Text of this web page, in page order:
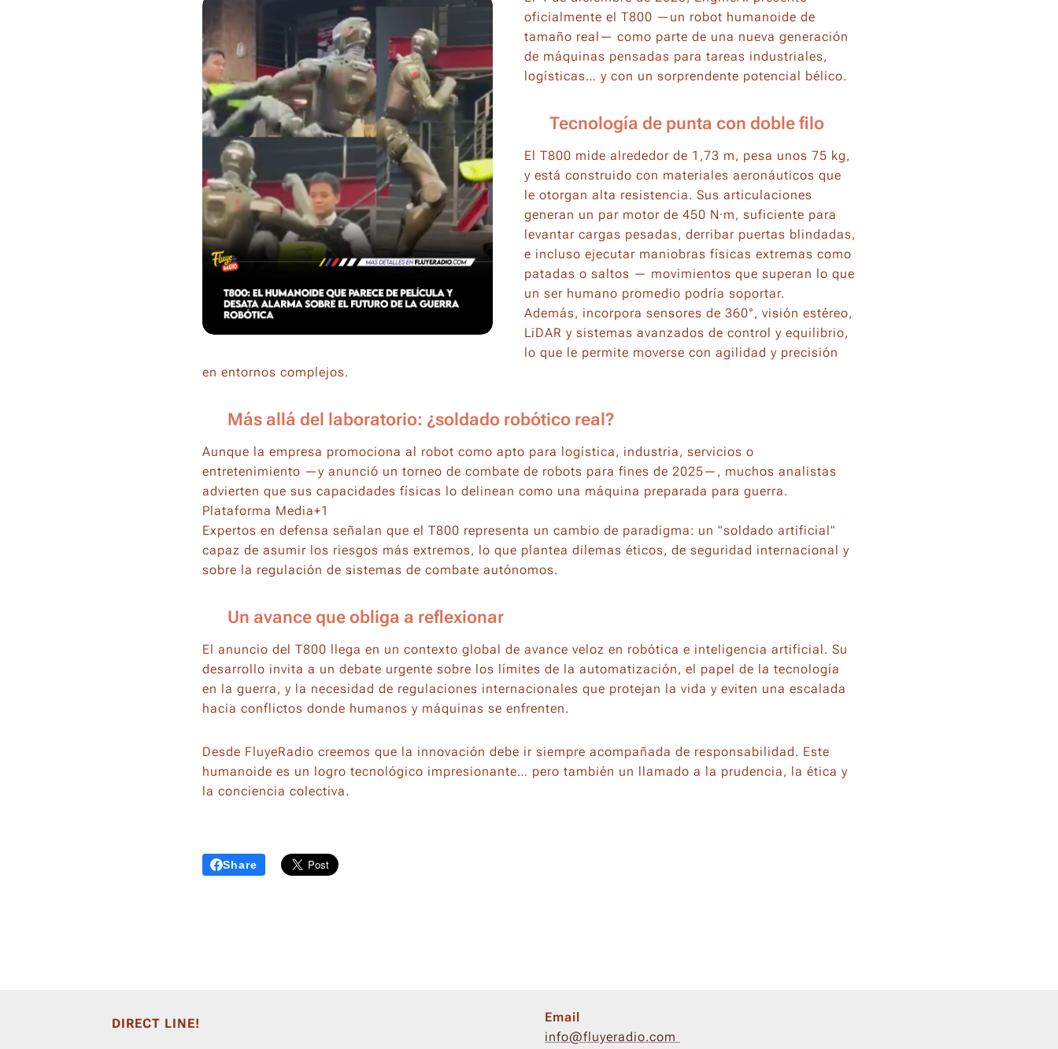
oficialmente el T800 —un robot humanoide de
tamaño real— como parte de una nueva generación
de máquinas pensadas para tareas industriales,
logísticas… y con un sorprendente potencial bélico.
⚙️ Tecnología de punta con doble filo
El T800 mide alrededor de 1,73 m, pesa unos 75 kg,
y está construido con materiales aeronáuticos que
le otorgan alta resistencia. Sus articulaciones
generan un par motor de 450 N·m, suficiente para
levantar cargas pesadas, derribar puertas blindadas,
e incluso ejecutar maniobras físicas extremas como
patadas o saltos — movimientos que superan lo que
un ser humano promedio podría soportar.
Además, incorpora sensores de 360°, visión estéreo,
LiDAR y sistemas avanzados de control y equilibrio,
lo que le permite moverse con agilidad y precisión
en entornos complejos.
🚨 Más allá del laboratorio: ¿soldado robótico real?
Aunque la empresa promociona al robot como apto para logística, industria, servicios o
entretenimiento —y anunció un torneo de combate de robots para fines de 2025—, muchos analistas
advierten que sus capacidades físicas lo delinean como una máquina preparada para guerra.
Plataforma Media+1
Expertos en defensa señalan que el T800 representa un cambio de paradigma: un "soldado artificial"
capaz de asumir los riesgos más extremos, lo que plantea dilemas éticos, de seguridad internacional y
sobre la regulación de sistemas de combate autónomos.
🌍 Un avance que obliga a reflexionar
El anuncio del T800 llega en un contexto global de avance veloz en robótica e inteligencia artificial. Su
desarrollo invita a un debate urgente sobre los límites de la automatización, el papel de la tecnología
en la guerra, y la necesidad de regulaciones internacionales que protejan la vida y eviten una escalada
hacia conflictos donde humanos y máquinas se enfrenten.
Desde FluyeRadio creemos que la innovación debe ir siempre acompañada de responsabilidad. Este
humanoide es un logro tecnológico impresionante… pero también un llamado a la prudencia, la ética y
la conciencia colectiva.
Share
DIRECT LINE!
Email
info@fluyeradio.com